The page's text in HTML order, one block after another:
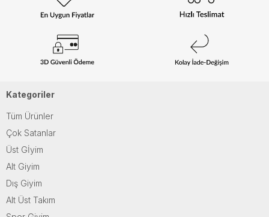
Kategoriler
Tüm Ürünler
Çok Satanlar
Üst Gİyim
Alt Giyim
Dış Giyim
Alt Üst Takım